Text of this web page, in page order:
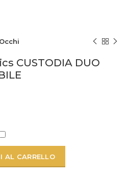
Occhi
CUSTODIA DUO
AL CARRELLO